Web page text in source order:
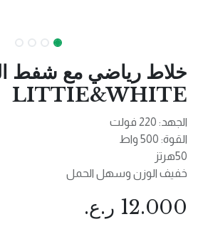
LITTIE&WHITE
الجهد: 220 فولت
القوة: 500 واط
50هرتز
خفيف الوزن وسهل الحمل
12.000 ر.ع.